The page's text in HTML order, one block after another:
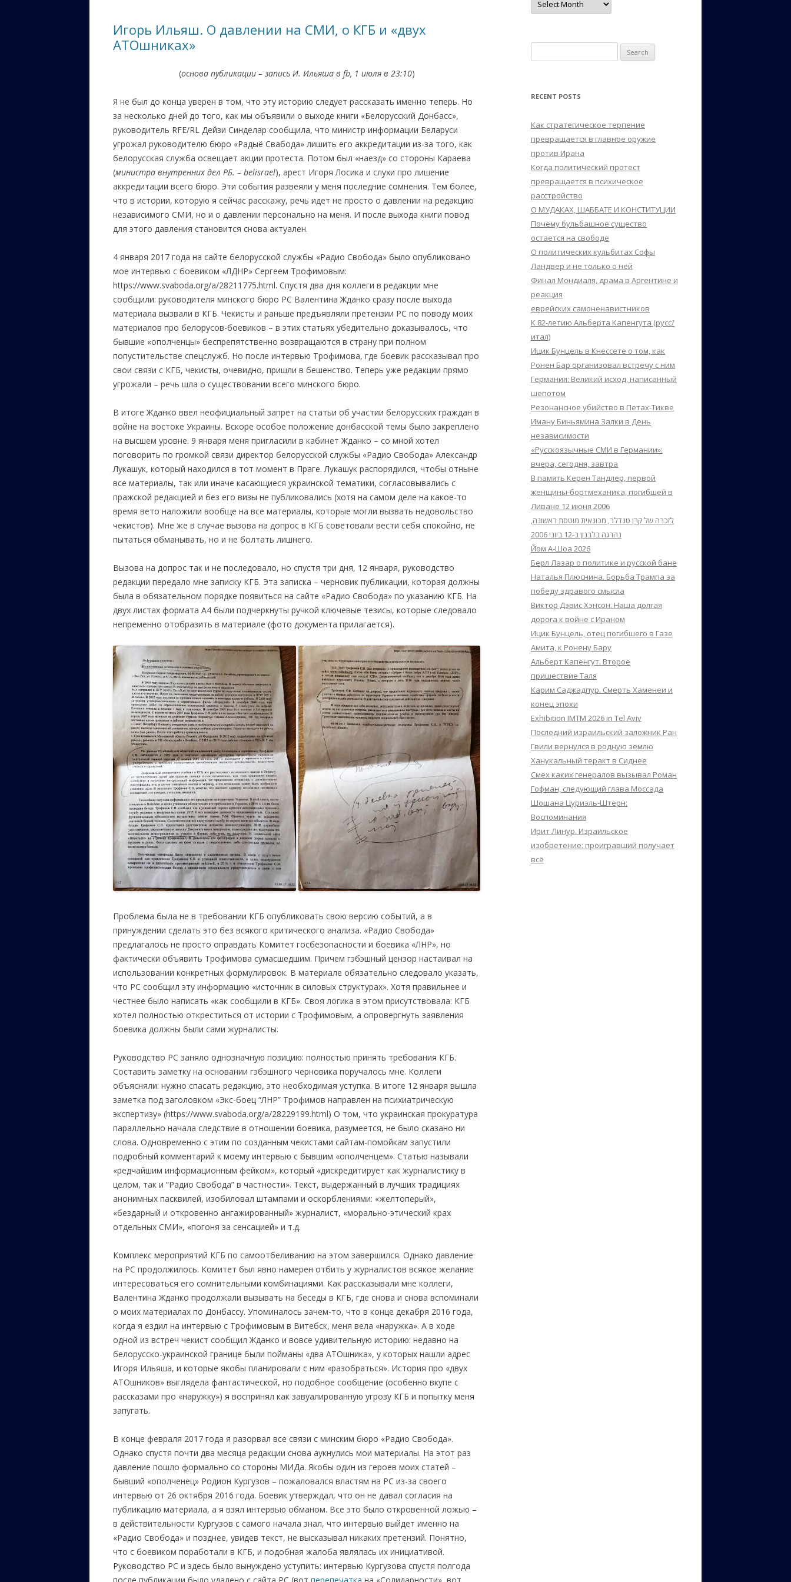
КАЛИНКОВИЧАХ СЕЙЧАС
ВАШИ ПИСЬМА
ОТЗЫВЫ, ПРЕДЛОЖЕНИЯ,
УТОЧНЕНИЯ, ДОПОЛНЕНИЯ
КТО КОГО ИЩЕТ
Игорь Ильяш. О давлении на СМИ, о КГБ и «двух
АТОшниках»
(основа публикации – запись И. Ильяша в fb, 1 июля в 23:10)
Я не был до конца уверен в том, что эту историю следует рассказать именно теперь. Но
за несколько дней до того, как мы объявили о выходе книги «Белорусский Донбасс»,
руководитель RFE/RL Дейзи Синделар сообщила, что министр информации Беларуси
угрожал руководителю бюро «Радыё Свабода» лишить его аккредитации из-за того, как
белорусская служба освещает акции протеста. Потом был «наезд» со стороны Караева
(министра внутренних дел РБ. – belisrael), арест Игоря Лосика и слухи про лишение
аккредитации всего бюро. Эти события развеяли у меня последние сомнения. Тем более,
что в истории, которую я сейчас расскажу, речь идет не просто о давлении на редакцию
независимого СМИ, но и о давлении персонально на меня. И после выхода книги повод
для этого давления становится снова актуален.
4 января 2017 года на сайте белорусской службы «Радио Свобода» было опубликовано
мое интервью с боевиком «ЛДНР» Сергеем Трофимовым:
https://www.svaboda.org/a/28211775.html. Спустя два дня коллеги в редакции мне
сообщили: руководителя минского бюро РС Валентина Жданко сразу после выхода
материала вызвали в КГБ. Чекисты и раньше предъявляли претензии РС по поводу моих
материалов про белорусов-боевиков – в этих статьях убедительно доказывалось, что
бывшие «ополченцы» беспрепятственно возвращаются в страну при полном
попустительстве спецслужб. Но после интервью Трофимова, где боевик рассказывал про
свои связи с КГБ, чекисты, очевидно, пришли в бешенство. Теперь уже редакции прямо
угрожали – речь шла о существовании всего минского бюро.
В итоге Жданко ввел неофициальный запрет на статьи об участии белорусских граждан в
войне на востоке Украины. Вскоре особое положение донбасской темы было закреплено
на высшем уровне. 9 января меня пригласили в кабинет Жданко – со мной хотел
поговорить по громкой связи директор белорусской службы «Радио Свобода» Александр
Лукашук, который находился в тот момент в Праге. Лукашук распорядился, чтобы отныне
все материалы, так или иначе касающиеся украинской тематики, согласовывались с
пражской редакцией и без его визы не публиковались (хотя на самом деле на какое-то
время вето наложили вообще на все материалы, которые могли вызвать недовольство
чекистов). Мне же в случае вызова на допрос в КГБ советовали вести себя спокойно, не
пытаться обманывать, но и не болтать лишнего.
Вызова на допрос так и не последовало, но спустя три дня, 12 января, руководство
редакции передало мне записку КГБ. Эта записка – черновик публикации, которая должны
была в обязательном порядке появиться на сайте «Радио Свобода» по указанию КГБ. На
двух листах формата А4 были подчеркнуты ручкой ключевые тезисы, которые следовало
непременно отобразить в материале (фото документа прилагается).
Проблема была не в требовании КГБ опубликовать свою версию событий, а в
принуждении сделать это без всякого критического анализа. «Радио Свобода»
предлагалось не просто оправдать Комитет госбезопасности и боевика «ЛНР», но
фактически объявить Трофимова сумасшедшим. Причем гэбэшный цензор настаивал на
использовании конкретных формулировок. В материале обязательно следовало указать,
что РС сообщил эту информацию «источник в силовых структурах». Хотя правильнее и
честнее было написать «как сообщили в КГБ». Своя логика в этом присутствовала: КГБ
хотел полностью откреститься от истории с Трофимовым, а опровергнуть заявления
боевика должны были сами журналисты.
Руководство РС заняло однозначную позицию: полностью принять требования КГБ.
Составить заметку на основании гэбэшного черновика поручалось мне. Коллеги
объясняли: нужно спасать редакцию, это необходимая уступка. В итоге 12 января вышла
заметка под заголовком «Экс-боец “ЛНР” Трофимов направлен на психиатрическую
экспертизу» (https://www.svaboda.org/a/28229199.html) О том, что украинская прокуратура
параллельно начала следствие в отношении боевика, разумеется, не было сказано ни
слова. Одновременно с этим по созданным чекистами сайтам-помойкам запустили
подробный комментарий к моему интервью с бывшим «ополченцем». Статью называли
«редчайшим информационным фейком», который «дискредитирует как журналистику в
целом, так и “Радио Свобода” в частности». Текст, выдержанный в лучших традициях
анонимных пасквилей, изобиловал штампами и оскорблениями: «желтоперый»,
«бездарный и откровенно ангажированный» журналист, «морально-этический крах
отдельных СМИ», «погоня за сенсацией» и т.д.
Комплекс мероприятий КГБ по самоотбеливанию на этом завершился. Однако давление
на РС продолжилось. Комитет был явно намерен отбить у журналистов всякое желание
интересоваться его сомнительными комбинациями. Как рассказывали мне коллеги,
Валентина Жданко продолжали вызывать на беседы в КГБ, где снова и снова вспоминали
о моих материалах по Донбассу. Упоминалось зачем-то, что в конце декабря 2016 года,
когда я ездил на интервью с Трофимовым в Витебск, меня вела «наружка». А в ходе
одной из встреч чекист сообщил Жданко и вовсе удивительную историю: недавно на
белорусско-украинской границе были пойманы «два АТОшника», у которых нашли адрес
Игоря Ильяша, и которые якобы планировали с ним «разобраться». История про «двух
АТОшников» выглядела фантастической, но подобное сообщение (особенно вкупе с
рассказами про «наружку») я воспринял как завуалированную угрозу КГБ и попытку меня
запугать.
В конце февраля 2017 года я разорвал все связи с минским бюро «Радио Свобода».
Однако спустя почти два месяца редакции снова аукнулись мои материалы. На этот раз
давление пошло формально со стороны МИДа. Якобы один из героев моих статей –
бывший «ополченец» Родион Кургузов – пожаловался властям на РС из-за своего
интервью от 26 октября 2016 года. Боевик утверждал, что он не давал согласия на
публикацию материала, а я взял интервью обманом. Все это было откровенной ложью –
в действительности Кургузов с самого начала знал, что интервью выйдет именно на
«Радио Свобода» и позднее, увидев текст, не высказывал никаких претензий. Понятно,
что с боевиком поработали в КГБ, и подобная жалоба являлась их инициативой.
Руководство РС и здесь было вынуждено уступить: интервью Кургузова спустя полгода
for:
RECENT POSTS
Как стратегическое терпение
превращается в главное оружие
против Ирана
Когда политический протест
превращается в психическое
расстройство
О МУДАКАХ, ШАББАТЕ И КОНСТИТУЦИИ
Почему бульбашное существо
остается на свободе
О политических кульбитах Софы
Ландвер и не только о ней
Финал Мондиаля, драма в Аргентине и
реакция
еврейских самоненавистников
К 82-летию Альберта Капенгута (русс/
итал)
Ицик Бунцель в Кнессете о том, как
Ронен Бар организовал встречу с ним
Германия: Великий исход, написанный
шепотом
Резонансное убийство в Петах-Тикве
Иману Биньямина Залки в День
независимости
«Русскоязычные СМИ в Германии»:
вчера, сегодня, завтра
В память Керен Тандлер, первой
женщины-бортмеханика, погибшей в
Ливане 12 июня 2006
לזכרה של קרן טנדלר, מכונאית מוטסת ראשונה,
נהרגה בלבנון ב-12 ביוני 2006
Йом А-Шоа 2026
Берл Лазар о политике и русской бане
Наталья Плюснина. Борьба Трампа за
победу здравого смысла
Виктор Дэвис Хэнсон. Наша долгая
дорога к войне с Ираном
Ицик Бунцель, отец погибшего в Газе
Амита, к Ронену Бару
Альберт Капенгут. Второе
пришествие Таля
Карим Саджадпур. Смерть Хаменеи и
конец эпохи
Exhibition IMTM 2026 in Tel Aviv
Последний израильский заложник Ран
Гвили вернулся в родную землю
Ханукальный теракт в Сиднее
Смех каких генералов вызывал Роман
Гофман, следующий глава Моссада
Шошана Цуриэль-Штерн:
Воспоминания
Ирит Линур. Израильское
изобретение: проигравший получает
всё